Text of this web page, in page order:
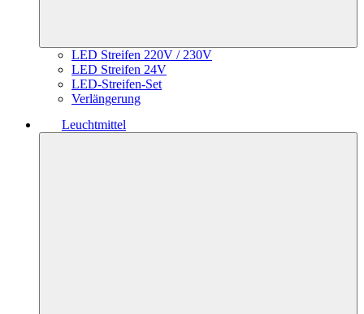
LED Streifen 220V / 230V
LED Streifen 24V
LED-Streifen-Set
Verlängerung
Leuchtmittel